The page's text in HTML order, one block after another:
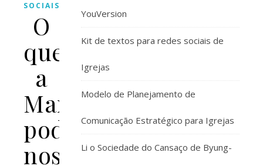
SOCIAIS
O
que
a
Marvel
pode
nos
YouVersion
Kit de textos para redes sociais de
Igrejas
Modelo de Planejamento de
Comunicação Estratégico para Igrejas
Li o Sociedade do Cansaço de Byung-